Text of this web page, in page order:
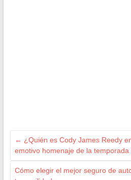
← ¿Quién es Cody James Reedy
emotivo homenaje de la temporada
Cómo elegir el mejor seguro de